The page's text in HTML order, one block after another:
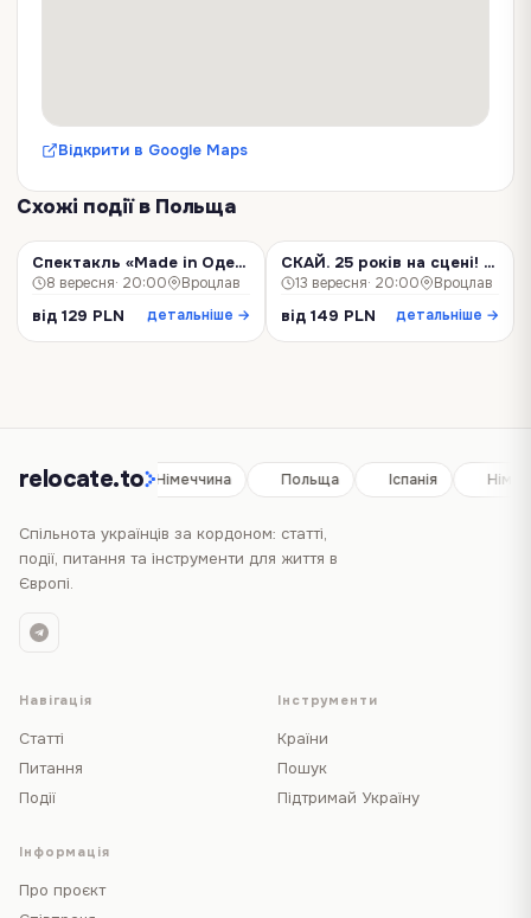
Відкрити в Google Maps
Схожі подіїв Польща
КОНЦЕРТ Спектакль «Made in Одесса»! Вроцлав!
8 вересня· 20:00 Вроцлав
від 129 PLN детальніше →
КОНЦЕРТ СКАЙ. 25 років на сцені! Вроцлав!
13 вересня· 20:00 Вроцлав
від 149 PLN детальніше →
relocate.to
Іспанія Німеччина Польща Іспанія
Спільнота українців за кордоном: статті,
події, питання та інструменти для життя в
Європі.
Навігація
Статті
Питання
Події
Інструменти
Країни
Пошук
Підтримай Україну
Інформація
Про проєкт